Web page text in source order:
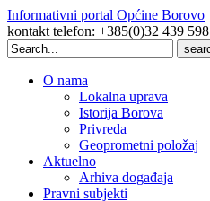
Informativni portal Općine Borovo
kontakt telefon: +385(0)32 439 598
Search
for:
O nama
Lokalna uprava
Istorija Borova
Privreda
Geoprometni položaj
Aktuelno
Arhiva događaja
Pravni subjekti